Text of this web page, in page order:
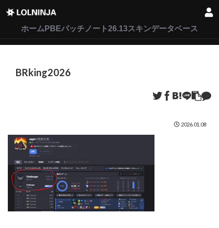
ホーム PBEパッチノート26.13スキンデータベース
BRking2026
2026.01.08